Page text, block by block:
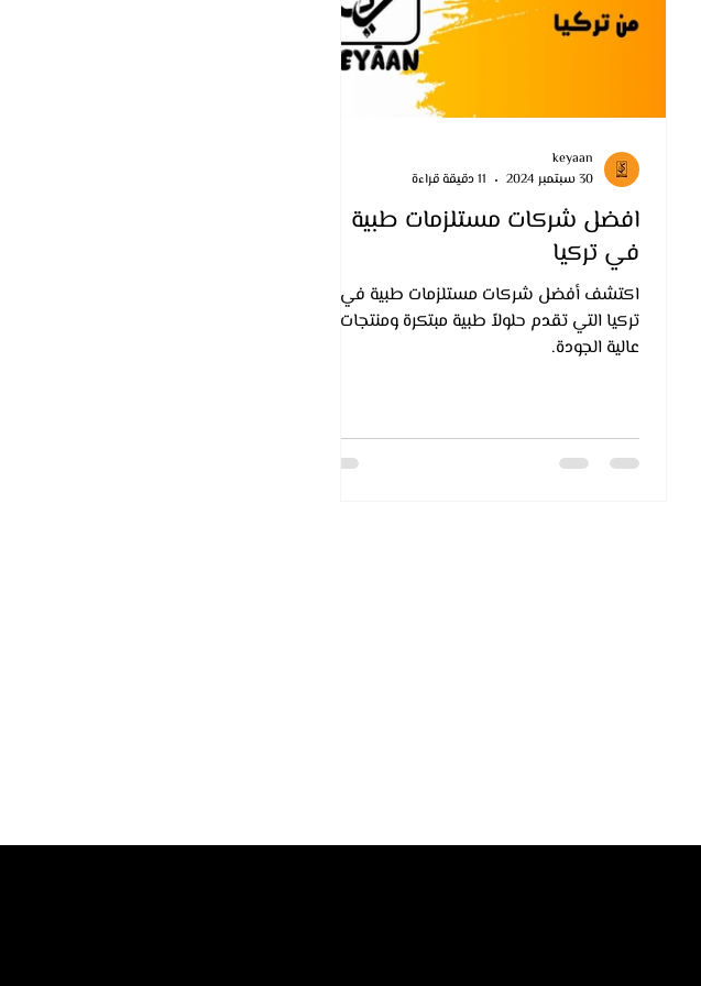
افضل شركات مستلزمات طبية
في تركيا
اكتشف أفضل شركات مستلزمات طبية في
تركيا التي تقدم حلولاً طبية مبتكرة ومنتجات
عالية الجودة.
keyaan
30 سبتمبر 2024
11 دقيقة قراءة